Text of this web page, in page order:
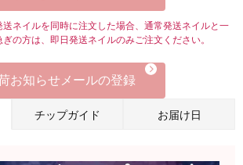
ネイルを同時に注文した場合、通常発送ネイルと一
の方は、即日発送ネイルのみご注文ください。
お知らせメールの登録
チップガイド お届け日